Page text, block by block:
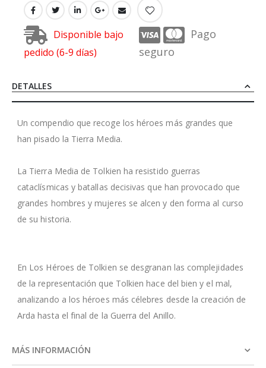
Disponible bajo
pedido (6-9 días)
Pago
seguro
DETALLES
Un compendio que recoge los héroes más grandes que
han pisado la Tierra Media.
La Tierra Media de Tolkien ha resistido guerras
cataclísmicas y batallas decisivas que han provocado que
grandes hombres y mujeres se alcen y den forma al curso
de su historia.
En Los Héroes de Tolkien se desgranan las complejidades
de la representación que Tolkien hace del bien y el mal,
analizando a los héroes más célebres desde la creación de
Arda hasta el final de la Guerra del Anillo.
MÁS INFORMACIÓN